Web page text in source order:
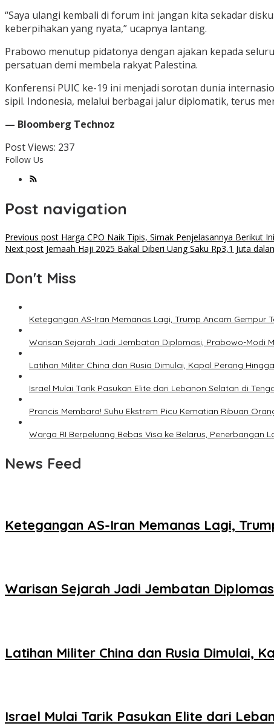
“Saya ulangi kembali di forum ini: jangan kita sekadar
keberpihakan yang nyata,” ucapnya lantang.
Prabowo menutup pidatonya dengan ajakan kepada
persatuan demi membela rakyat Palestina.
Konferensi PUIC ke-19 ini menjadi sorotan dunia
sipil. Indonesia, melalui berbagai jalur diplomatik, terus
— Bloomberg Technoz
Post Views: 237
Follow Us
Post navigation
Previous post Harga CPO Naik Tipis, Simak Penjelasannya Berikut Ini
Next post Jemaah Haji 2025 Bakal Diberi Uang Saku Rp3,1 Juta
Don't Miss
Ketegangan AS-Iran Memanas Lagi, Trump Ancam Gempur
Warisan Sejarah Jadi Jembatan Diplomasi, Prabowo-Modi
Latihan Militer China dan Rusia Dimulai, Kapal Perang
Israel Mulai Tarik Pasukan Elite dari Lebanon Selatan di
Prancis Membara! Suhu Ekstrem Picu Kematian Ribuan
Warga RI Berpeluang Bebas Visa ke Belarus, Penerbangan
News Feed
Ketegangan AS-Iran Memanas Lagi,
Warisan Sejarah Jadi Jembatan
Latihan Militer China dan Rusia Dimulai,
Israel Mulai Tarik Pasukan Elite dari